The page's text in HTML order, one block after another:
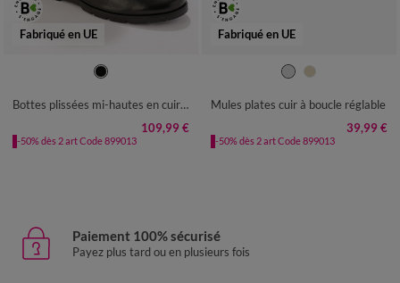
Fabriqué en UE
38 39
Bottes plissées mi-hautes en cuir avec semelle compensée invisible - noir
109,99 €
-50% dès 2 art Code 899013
Fabriqué en UE
38 39
Mules plates cuir à boucle réglable
39,99 €
-50% dès 2 art Code 899013
Paiement 100% sécurisé
Payez plus tard ou en plusieurs fois